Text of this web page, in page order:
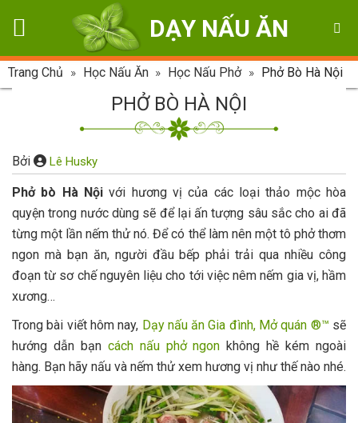
DẠY NẤU ĂN
Trang Chủ » Học Nấu Ăn » Học Nấu Phở » Phở Bò Hà Nội
PHỞ BÒ HÀ NỘI
Bởi Lê Husky
Phở bò Hà Nội với hương vị của các loại thảo mộc hòa
quyện trong nước dùng sẽ để lại ấn tượng sâu sắc cho ai đã
từng một lần nếm thử nó. Để có thể làm nên một tô phở thơm
ngon mà bạn ăn, người đầu bếp phải trải qua nhiều công
đoạn từ sơ chế nguyên liệu cho tới việc nêm nếm gia vị, hầm
xương…
Trong bài viết hôm nay, Dạy nấu ăn Gia đình, Mở quán ®™ sẽ
hướng dẫn bạn cách nấu phở ngon không hề kém ngoài
hàng. Bạn hãy nấu và nếm thử xem hương vị như thế nào nhé.